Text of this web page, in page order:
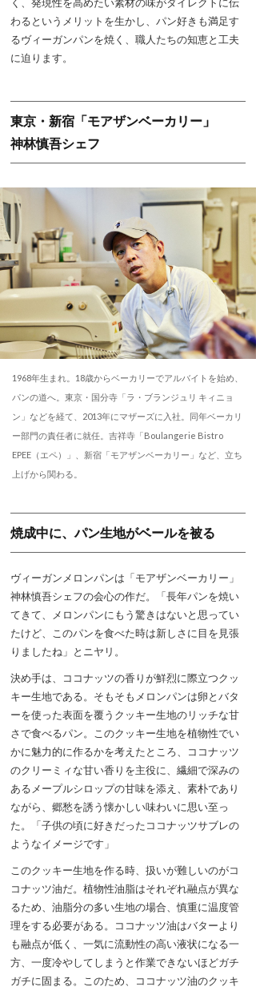
く、発現性を高めたい素材の味がダイレクトに伝
わるというメリットを生かし、パン好きも満足す
るヴィーガンパンを焼く、職人たちの知恵と工夫
に迫ります。
東京・新宿「モアザンベーカリー」
神林慎吾シェフ
1968年生まれ。18歳からベーカリーでアルバイトを始め、
パンの道へ。東京・国分寺「ラ・ブランジュリ キィニョ
ン」などを経て、2013年にマザーズに入社。同年ベーカリ
ー部門の責任者に就任。吉祥寺「Boulangerie Bistro
EPEE（エペ）」、新宿「モアザンベーカリー」など、立ち
上げから関わる。
焼成中に、パン生地がベールを被る
ヴィーガンメロンパンは「モアザンベーカリー」
神林慎吾シェフの会心の作だ。「長年パンを焼い
てきて、メロンパンにもう驚きはないと思ってい
たけど、このパンを食べた時は新しさに目を見張
りましたね」とニヤリ。
決め手は、ココナッツの香りが鮮烈に際立つクッ
キー生地である。そもそもメロンパンは卵とバタ
ーを使った表面を覆うクッキー生地のリッチな甘
さで食べるパン。このクッキー生地を植物性でい
かに魅力的に作るかを考えたところ、ココナッツ
のクリーミィな甘い香りを主役に、繊細で深みの
あるメープルシロップの甘味を添え、素朴であり
ながら、郷愁を誘う懐かしい味わいに思い至っ
た。「子供の頃に好きだったココナッツサブレの
ようなイメージです」
このクッキー生地を作る時、扱いが難しいのがコ
コナッツ油だ。植物性油脂はそれぞれ融点が異な
るため、油脂分の多い生地の場合、慎重に温度管
理をする必要がある。ココナッツ油はバターより
も融点が低く、一気に流動性の高い液状になる一
方、一度冷やしてしまうと作業できないほどガチ
ガチに固まる。このため、ココナッツ油のクッキ